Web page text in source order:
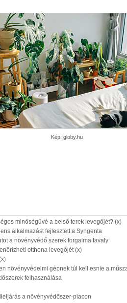
Kép: globy.hu
minőségűvé a belső terek levegőjét? (x)
alkalmazást fejlesztett a Syngenta
a növényvédő szerek forgalma tavaly
otthona levegőjét (x)
növényvédelmi gépnek túl kell esnie a
felhasználása
a növényvédőszer-piacon